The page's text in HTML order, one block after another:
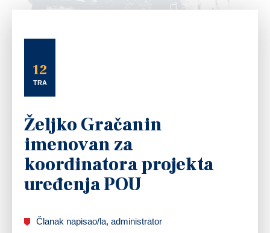
12
TRA
Željko Gračanin
imenovan za
koordinatora projekta
uređenja POU
Članak napisao/la, administrator